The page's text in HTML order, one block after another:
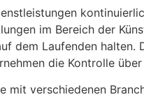
im Bereich der
dem Laufenden
die Kontrolle
mit verschiedenen